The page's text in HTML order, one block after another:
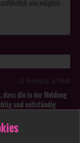
z.B. Verlinkung auf Inhalt
dass die in der Meldung
und vollständig